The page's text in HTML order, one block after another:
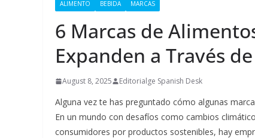
ALIMENTO BEBIDA MARCAS
6 Marcas de
Expanden a Través
August 8, 2025 Editorialge Spanish Desk
Alguna vez te has preguntado cómo algunas
En un mundo con desafíos como cambios
consumidores por productos sostenibles, hay